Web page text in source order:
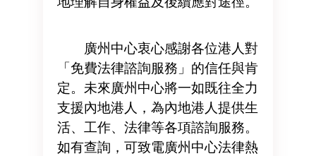
廣州中心衷心感謝各位港人對
「免費法律諮詢服務」的信任與肯
定。未來廣州中心將一如既往全力
支援內地港人，為內地港人提供生
活、工作、法律等各項諮詢服務。
如有查詢，可致電廣州中心法律熱